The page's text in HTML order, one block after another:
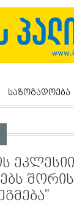
საზოგადოება